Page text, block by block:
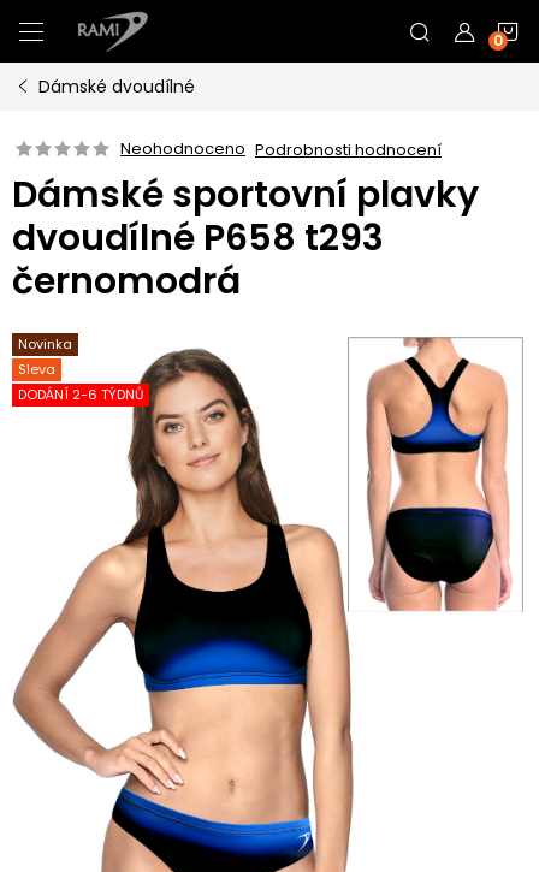
na
obsah
Dámské dvoudílné
Neohodnoceno Podrobnosti hodnocení
Dámské sportovní plavky
dvoudílné P658 t293
černomodrá
Novinka
Sleva
DODÁNÍ 2-6 TÝDNŮ